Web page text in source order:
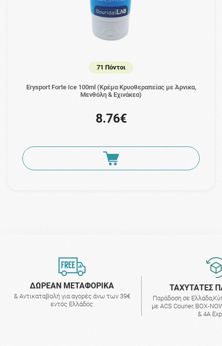
71 Πόντοι
Erysport Forte Ice 100ml (Κρέμα Κρυοθεραπείας με Άρνικα,
Μενθόλη & Εχινάκεα)
8.76€
ΔΩΡΕΑΝ ΜΕΤΑΦΟΡΙΚΑ
& Αντικαταβολή για αγορές άνω των 39€
εντός Ελλάδος
ΤΑΧΥΤΑΤΕΣ
Παράδοση σε
με ACS Courier, BOX-
& 4A